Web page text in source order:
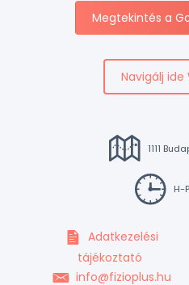
Megtekintés a
Navigálj ide
1111
H-
Adatkezelési
tájékoztató
info@fizioplus.hu